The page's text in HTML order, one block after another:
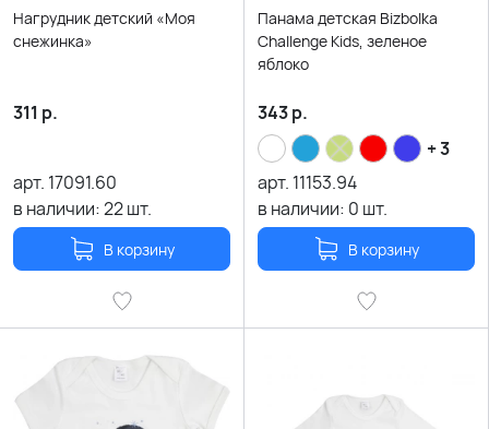
Нагрудник детский «Моя
снежинка»
311 р.
арт. 17091.60
в наличии:22шт.
В корзину
Панама детская Bizbolka
Challenge Kids, зеленое
яблоко
343р.
+ 3
арт. 11153.94
в наличии: 0 шт.
В корзину